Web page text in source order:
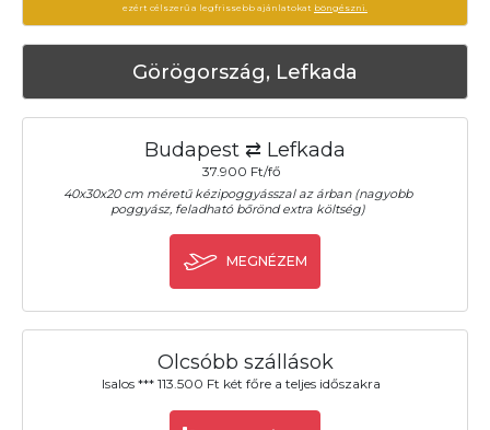
ezért célszerű a legfrissebb ajánlatokat böngészni.
Görögország, Lefkada
Budapest ⇄ Lefkada
37.900 Ft/fő
40x30x20 cm méretű kézipoggyásszal az árban (nagyobb
poggyász, feladható bőrönd extra költség)
MEGNÉZEM
Olcsóbb szállások
Isalos *** 113.500 Ft két főre a teljes időszakra